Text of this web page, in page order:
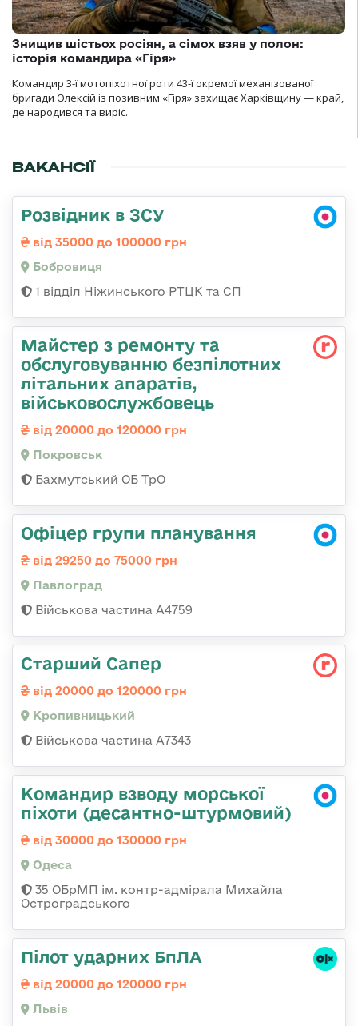
Знищив шістьох росіян, а сімох взяв у полон:
історія командира «Гіря»
Командир 3-ї мотопіхотної роти 43-ї окремої механізованої
бригади Олексій із позивним «Гіря» захищає Харківщину — край,
де народився та виріс.
ВАКАНСІЇ
Розвідник в ЗСУ
від 35000 до 100000 грн
Бобровиця
1 відділ Ніжинського РТЦК та СП
Майстер з ремонту та
обслуговуванню безпілотних
літальних апаратів,
військовослужбовець
від 20000 до 120000 грн
Покровськ
Бахмутський ОБ ТрО
Офіцер групи планування
від 29250 до 75000 грн
Павлоград
Військова частина А4759
Старший Сапер
від 20000 до 120000 грн
Кропивницький
Військова частина А7343
Командир взводу морської
піхоти (десантно-штурмовий)
від 30000 до 130000 грн
Одеса
35 ОБрМП ім. контр-адмірала Михайла
Остроградського
Пілот ударних БпЛА
від 20000 до 120000 грн
Львів